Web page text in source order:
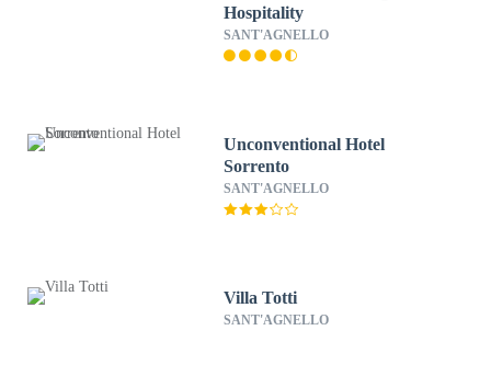
Hospitality
SANT'AGNELLO
Unconventional Hotel
Sorrento
SANT'AGNELLO
Villa Totti
SANT'AGNELLO